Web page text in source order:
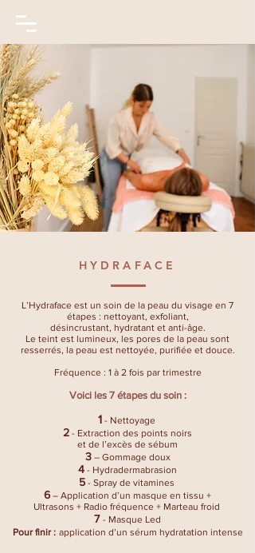
HYDRAFACE
L’Hydraface est un soin de la peau du visage en 7
étapes : nettoyant, exfoliant,
désincrustant, hydratant et anti-âge.
Le teint est lumineux, les pores de la peau sont
resserrés, la peau est nettoyée, purifiée et douce.
Fréquence : 1 à 2 fois par trimestre
Voici les 7 étapes du soin :
1 - Nettoyage
2 - Extraction des points noirs
et de l’excès de sébum
3– Gommage doux
4 - Hydradermabrasion
5- Spray de vitamines
6– Application d’un masque en tissu +
Ultrasons + Radio fréquence + Marteau froid
7 - Masque Led
Pour finir : application d’un sérum hydratation intense